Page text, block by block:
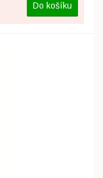
Do košíku